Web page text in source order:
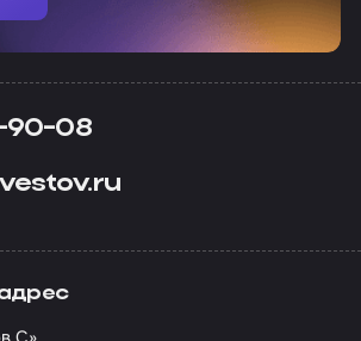
90-08